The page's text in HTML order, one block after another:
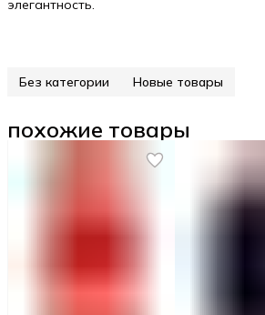
элегантность.
Без категории Новые товары
похожие товары